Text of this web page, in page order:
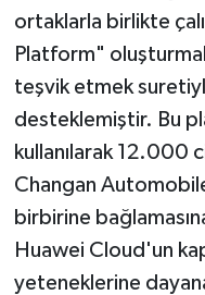
ortaklarla birlikte
Platform"
teşvik etmek
desteklemiştir. Bu
kullanılarak 12.000
Changan
birbirine
Huawei Cloud'un
yeteneklerine